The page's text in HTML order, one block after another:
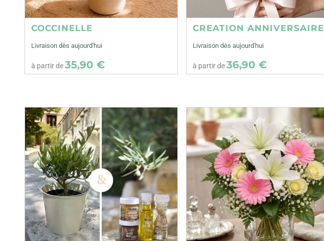
COCCINELLE
Livraison dès aujourd'hui
à partir de35,90 €
CREATION ANNIVERSAIRE
Livraison dès aujourd'hui
à partir de36,90 €